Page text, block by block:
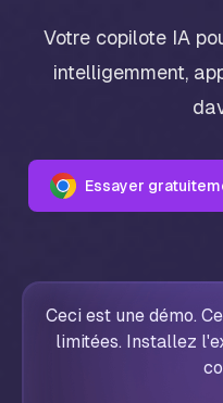
Votre copilote IA
intelligemment,
Essayer
Ceci est une démo.
limitées. Installez